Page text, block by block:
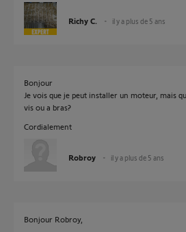
Richy C. il y a plus de 5 ans
Bonjour
Je vois que je peut installer un moteur, mais
vis ou a bras?
Cordialement
Robroy il y a plus de 5 ans
Bonjour Robroy,